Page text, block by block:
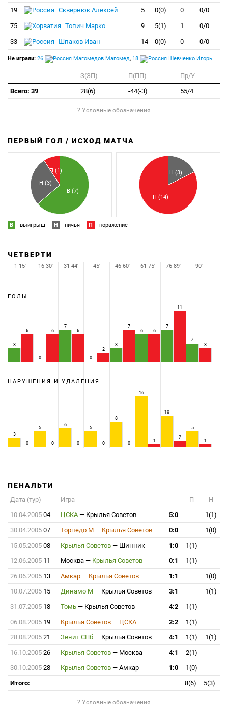
19 Сквернюк Алексей 5 0(0) 0 0/0
75 Топич Марко 9 5(1) 1 0/0
33 Шпаков Иван 14 0(0) 0 0/0
Не играли: 26 Магомедов Магомед, 18 Шевченко Игорь
З(ЗП) П(ПП)
Пр/У
Всего: 39
28(6) -44(-3) 55/4
? Условные обозначения
ПЕРВЫЙ ГОЛ / ИСХОД МАТЧА
В (7)
Н (3)
П (1) Н (3)
П (14)
В - выигрыш Н - ничья П - поражение
ЧЕТВЕРТИ
ГОЛЫ
3
6
0
6
7
6
0
2
3
7
6
6
7
11
4
3
НАРУШЕНИЯ И УДАЛЕНИЯ
3
0
5
0
6
0
5
0
8
0
16
1
10
2
5
1
1-15' 16-30' 31-44' 45' 46-60' 61-75' 76-89' 90'
ПЕНАЛЬТИ
Дата (тур) Игра П
Н
10.04.2005 04 ЦСКА — Крылья Советов 5:0
1(1)
30.04.2005 07 Торпедо М — Крылья Советов 0:0
1(0)
15.05.2005 08 Крылья Советов — Шинник 1:0
1(1)
12.06.2005 11 Москва — Крылья Советов 0:1
1(1)
26.06.2005 13 Амкар — Крылья Советов 1:1
1(0)
10.07.2005 15 Динамо М — Крылья Советов 3:1
1(1)
31.07.2005 18 Томь — Крылья Советов 4:2
1(1)
06.08.2005 19 Крылья Советов — ЦСКА 2:2
1(1)
28.08.2005 21 Зенит СПб — Крылья Советов 4:1 1(1)
1(1)
16.10.2005 26 Крылья Советов — Москва 4:1
2(1)
30.10.2005 28 Крылья Советов — Амкар 1:0
1(0)
Итого:
8(6) 5(3)
? Условные обозначения